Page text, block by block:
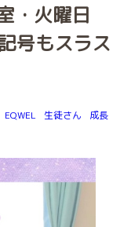
・火曜日
号もスラス
EQWEL 生徒さん
成長